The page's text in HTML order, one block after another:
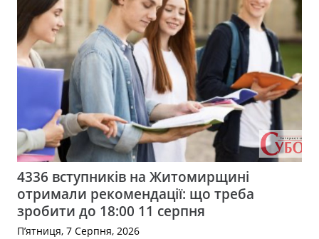
4336 вступників на Житомирщині
отримали рекомендації: що треба
зробити до 18:00 11 серпня
П’ятниця, 7 Серпня, 2026